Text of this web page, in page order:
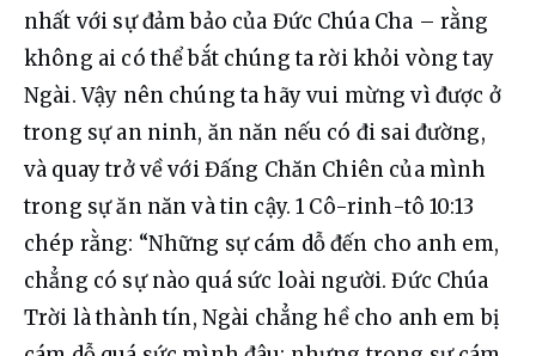
nhất với sự đảm bảo của Đức Chúa Cha – rằng
không ai có thể bắt chúng ta rời khỏi vòng tay
Ngài. Vậy nên chúng ta hãy vui mừng vì được ở
trong sự an ninh, ăn năn nếu có đi sai đường,
và quay trở về với Đấng Chăn Chiên của mình
trong sự ăn năn và tin cậy. 1 Cô-rinh-tô 10:13
chép rằng: “Những sự cám dỗ đến cho anh em,
chẳng có sự nào quá sức loài người. Đức Chúa
Trời là thành tín, Ngài chẳng hề cho anh em bị